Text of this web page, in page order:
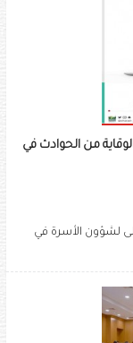
من الحوادث في
لشؤون الأسرة في